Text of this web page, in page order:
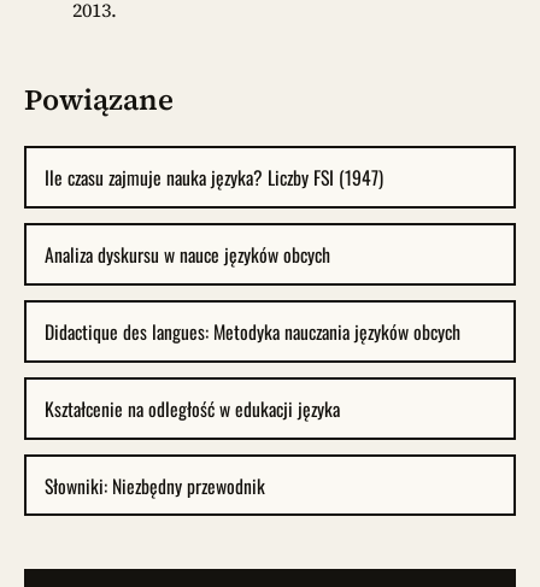
2013.
Powiązane
Ile czasu zajmuje nauka języka? Liczby FSI (1947)
Analiza dyskursu w nauce języków obcych
Didactique des langues: Metodyka nauczania języków obcych
Kształcenie na odległość w edukacji języka
Słowniki: Niezbędny przewodnik